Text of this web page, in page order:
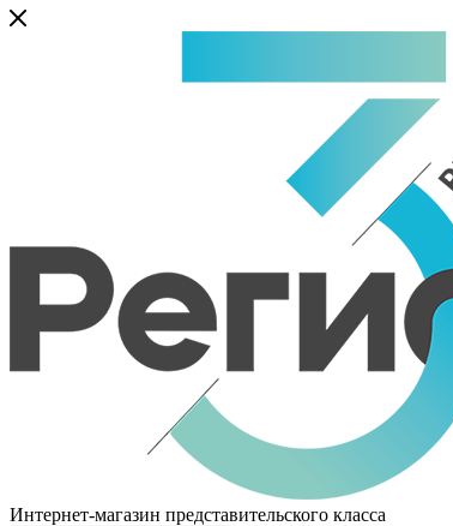
Интернет-магазин представительского класса